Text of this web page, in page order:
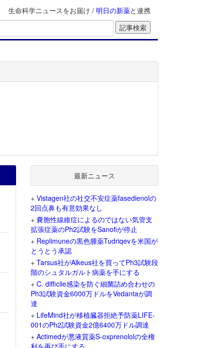
生命科学ニュースをお届け / 明日の新薬と連携
最新ニュース
+ Vistagen社の社交不安症薬fasedienolの
2回点鼻も有意効果なし
+ 嚢胞性線維症によるのではない気管支
拡張症薬のPh2試験をSanofiが停止
+ Replimuneの黒色腫薬Tudriqevを米国が
とうとう承認
+ Tarsus社がAlkeus社を買ってPh3試験段
階のシュタルガルト病薬を手にする
+ C. difficile感染を防ぐ細菌詰め合わせの
Ph3試験資金6000万ドルをVedantaが調
達
+ LifeMind社が移植臓器拒絶予防薬LIFE-
001のPh2試験資金2億6400万ドル調達
+ Actimedが悪液質薬S-oxprenololの全権